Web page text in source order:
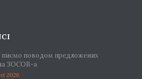
писмо поводом предложених
ЗОСОВ-а
2026.